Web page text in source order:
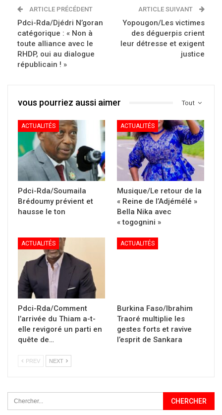
ARTICLE PRÉCÉDENT
Pdci-Rda/Djédri N’goran
catégorique : « Non à
toute alliance avec le
RHDP, oui au dialogue
républicain ! »
ARTICLE SUIVANT
Yopougon/Les victimes
des déguerpis crient
leur détresse et exigent
justice
Tout
vous pourriez aussi aimer
ACTUALITÉS
Pdci-Rda/Soumaila
Brédoumy prévient et
hausse le ton
ACTUALITÉS
Musique/Le retour de la
« Reine de l’Adjémélé »
Bella Nika avec
« togognini »
ACTUALITÉS
Pdci-Rda/Comment
l’arrivée du Thiam a-t-
elle revigoré un parti en
quête de…
ACTUALITÉS
Burkina Faso/Ibrahim
Traoré multiplie les
gestes forts et ravive
l’esprit de Sankara
PREV NEXT